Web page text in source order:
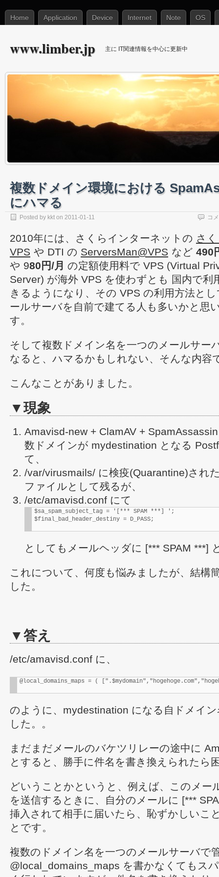
Home Application Device Internet Note OS
www.limber.jp 主に IT関連情報を中心に更新中
複数ドメイン環境における
にハマる
Posted by kkt on 2011-01-11 コ
2010年には、さくらインターネットの さ
VPS や DTI の ServersMan@VPS など 490
や 980円/月 の定額使用料で VPS (Virtual
Server) が海外 VPS を使わずとも 国内で利
きるようになり、その VPS の利用方法と
ールサーバを自前で建てる人も多いかと思
す。
そして複数ドメイン名を一つのメールサー
なると、ハマるかもしれない、そんな内容
こんなことがありました。
▼現象
Amavisd-new + ClamAV +
数ドメインが mydestination となる
て、
/var/virusmails/ に検疫(Quarantine)され
ファイルとして残るが、
/etc/amavisd.conf にて
$sa_spam_subject_tag = '[*** SPAM ***] ';
$final_bad_header_destiny = D_PASS;
としてもメールヘッダに [*** SPAM ***]
これについて、何度も悩みましたが、結構
した。
▼答え
/etc/amavisd.conf に、
@local_domains_maps = (
のように、mydestination になる自ドメイ
した。。
まだまだメールのバケツリレーの途中に
とすると、勝手に件名を書き換えられたら
どいうことかというと、例えば、このメー
を送信するときに、自分のメールに [***
挿入されて相手に届いたら、恥ずかしいこ
とです。
複数のドメイン名を一つのメールサーバで
@local_domains_maps を書かなくてもス